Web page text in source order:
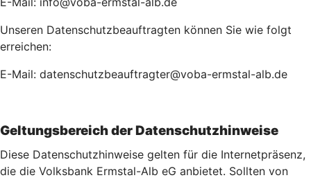
Unseren Datenschutzbeauftragten können Sie wie folgt
erreichen:
E-Mail: datenschutzbeauftragter@voba-ermstal-alb.de
Geltungsbereich der Datenschutzhinweise
Diese Datenschutzhinweise gelten für die Internetpräsenz,
die die Volksbank Ermstal-Alb eG anbietet. Sollten von